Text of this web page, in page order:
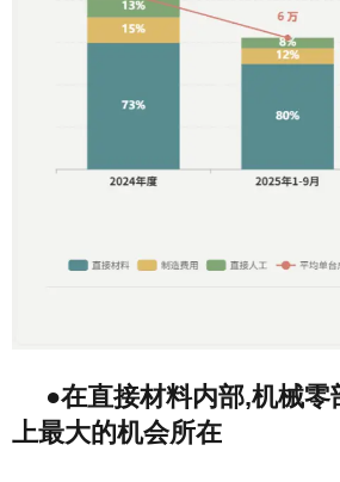
●在直接材料内部,机械
上最大的机会所在